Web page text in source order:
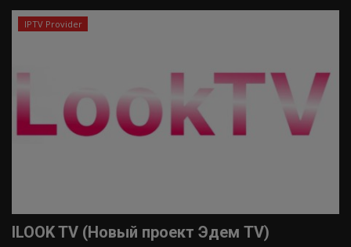
IPTV Provider
ILOOK TV (Новый проект Эдем TV)